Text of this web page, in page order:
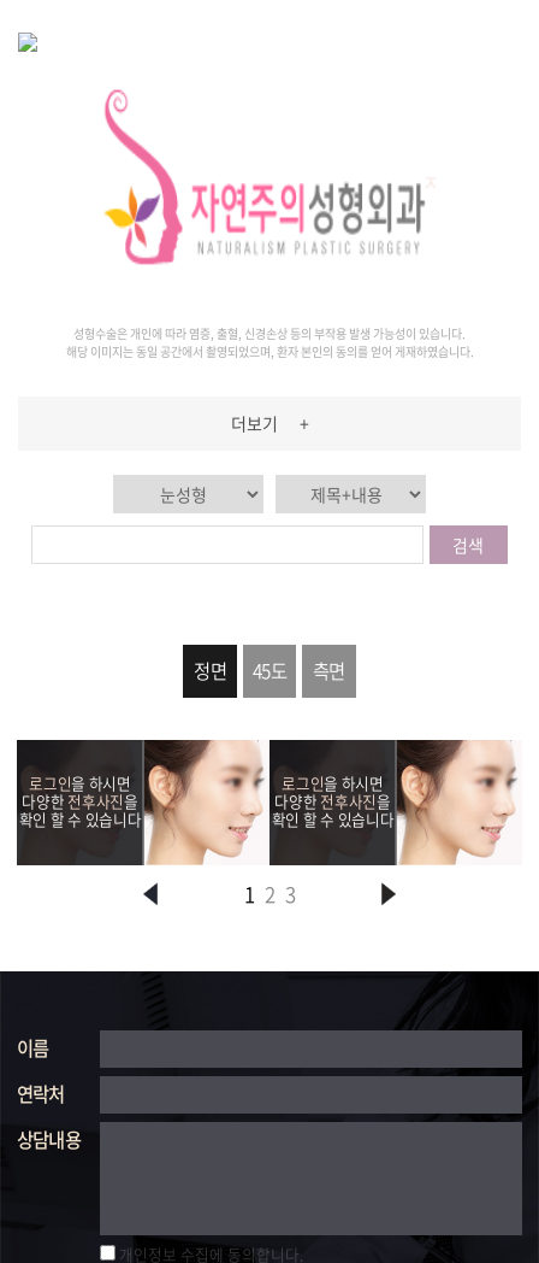
성형수술은 개인에 따라 염증, 출혈, 신경손상 등의 부작용 발생 가능성이 있습니다.
해당 이미지는 동일 공간에서 촬영되었으며, 환자 본인의 동의를 얻어 게재하였습니다.
더보기 +
검색
정면 45도 측면
로그인을 하시면
다양한 전후사진을
확인 할 수 있습니다
로그인을 하시면
다양한 전후사진을
확인 할 수 있습니다
1 2 3
이름
연락처
상담내용
개인정보 수집에 동의합니다.